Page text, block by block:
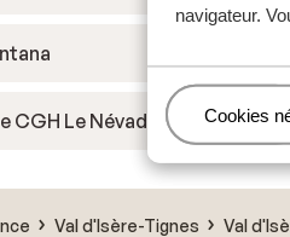
navigateur.
Gérer
Cookies
Le Névada
Val d'Isère-Tignes Val